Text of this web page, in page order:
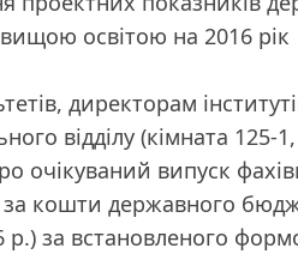
вищою освітою на 2016 рік
директорам
відділу (кімната 125-
очікуваний випуск
кошти державного
р.) за встановленого